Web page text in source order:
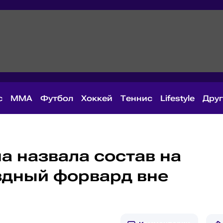
MMA Футбол Хоккей Теннис Lifestyle
назвала состав на
форвард вне